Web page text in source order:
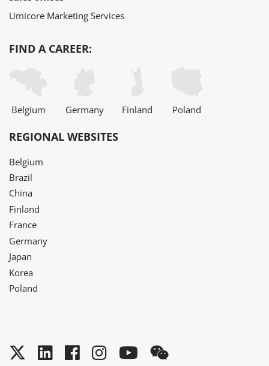
Umicore Marketing Services
FIND A CAREER:
Belgium Germany Finland Poland
REGIONAL WEBSITES
Belgium
Brazil
China
Finland
France
Germany
Japan
Korea
Poland
Twitter
LinkedInFacebook
Instagram
YouTube